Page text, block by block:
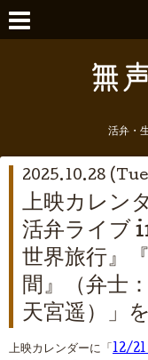
活弁・
2025.10.28
上映カレン
活弁ライブ
世界旅行』
間』（弁士
天宮遥）」
上映カレンダーに「 12/21